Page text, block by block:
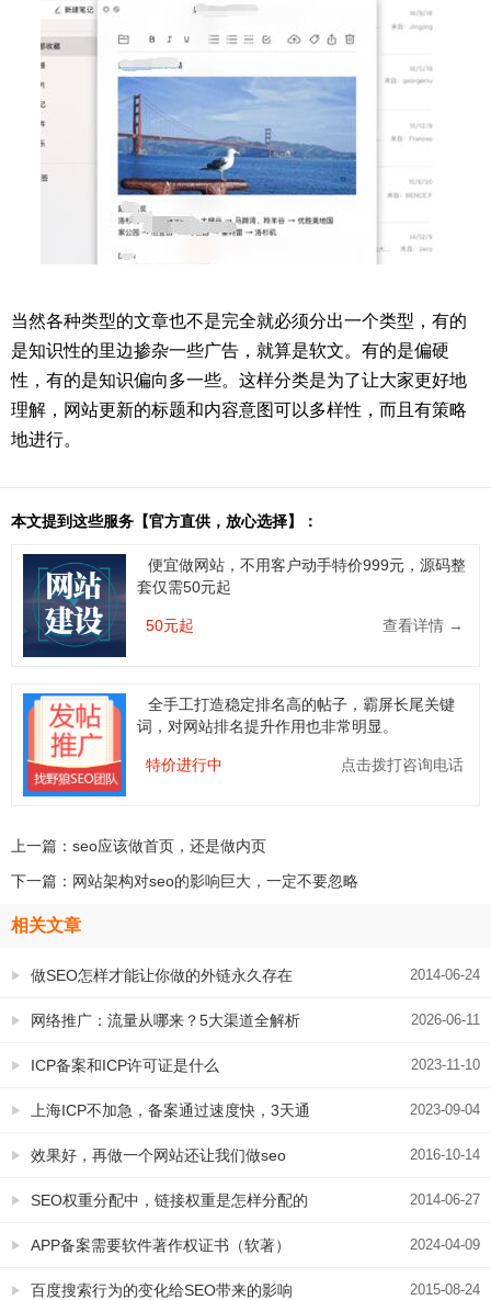
当然各种类型的文章也不是完全就必须分出一个类型，有的
是知识性的里边掺杂一些广告，就算是软文。有的是偏硬
性，有的是知识偏向多一些。这样分类是为了让大家更好地
理解，网站更新的标题和内容意图可以多样性，而且有策略
地进行。
本文提到这些服务【官方直供，放心选择】：
便宜做网站，不用客户动手特价999元，源码整
套仅需50元起
50元起 查看详情 →
全手工打造稳定排名高的帖子，霸屏长尾关键
词，对网站排名提升作用也非常明显。
特价进行中 点击拨打咨询电话
上一篇： seo应该做首页，还是做内页
下一篇： 网站架构对seo的影响巨大，一定不要忽略
相关文章
2014-06-24
做SEO怎样才能让你做的外链永久存在
2026-06-11
网络推广：流量从哪来？5大渠道全解析
2023-11-10
ICP备案和ICP许可证是什么
2023-09-04
上海ICP不加急，备案通过速度快，3天通
过 2016-10-14
效果好，再做一个网站还让我们做seo
2014-06-27
SEO权重分配中，链接权重是怎样分配的
2024-04-09
APP备案需要软件著作权证书（软著）
吗？需要什么资料 2015-08-24
百度搜索行为的变化给SEO带来的影响